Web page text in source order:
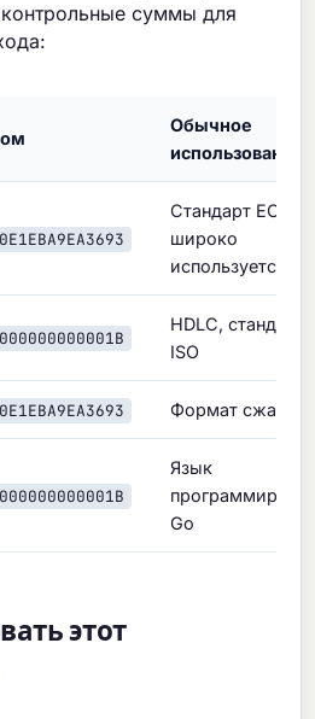
суммы для
Обычное
использование
Стандарт ECMA,
широко
используется
HDLC, стандарт
ISO
Формат сжатия
Язык
Go
этот